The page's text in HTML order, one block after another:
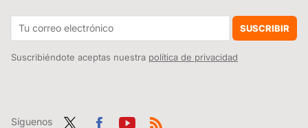
SUSCRIBIR
Suscribiéndote aceptas nuestra política de privacidad
Síguenos